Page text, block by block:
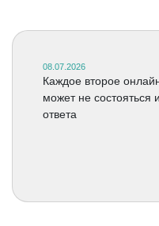
08.07.2026
Каждое второе
может не состояться
ответа